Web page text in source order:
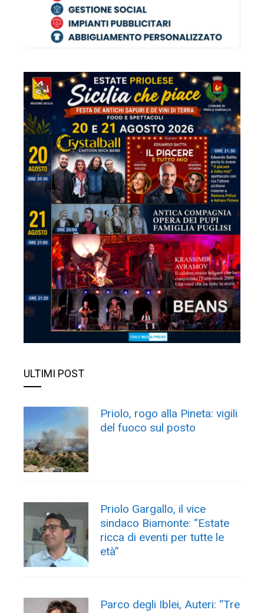
ULTIMI POST
Priolo, rogo alla Pineta: vigili
del fuoco sul posto
Priolo Gargallo, il vice
sindaco Biamonte: “Estate
ricca di eventi per tutte le
età”
Parco degli Iblei, Auteri: “Tre